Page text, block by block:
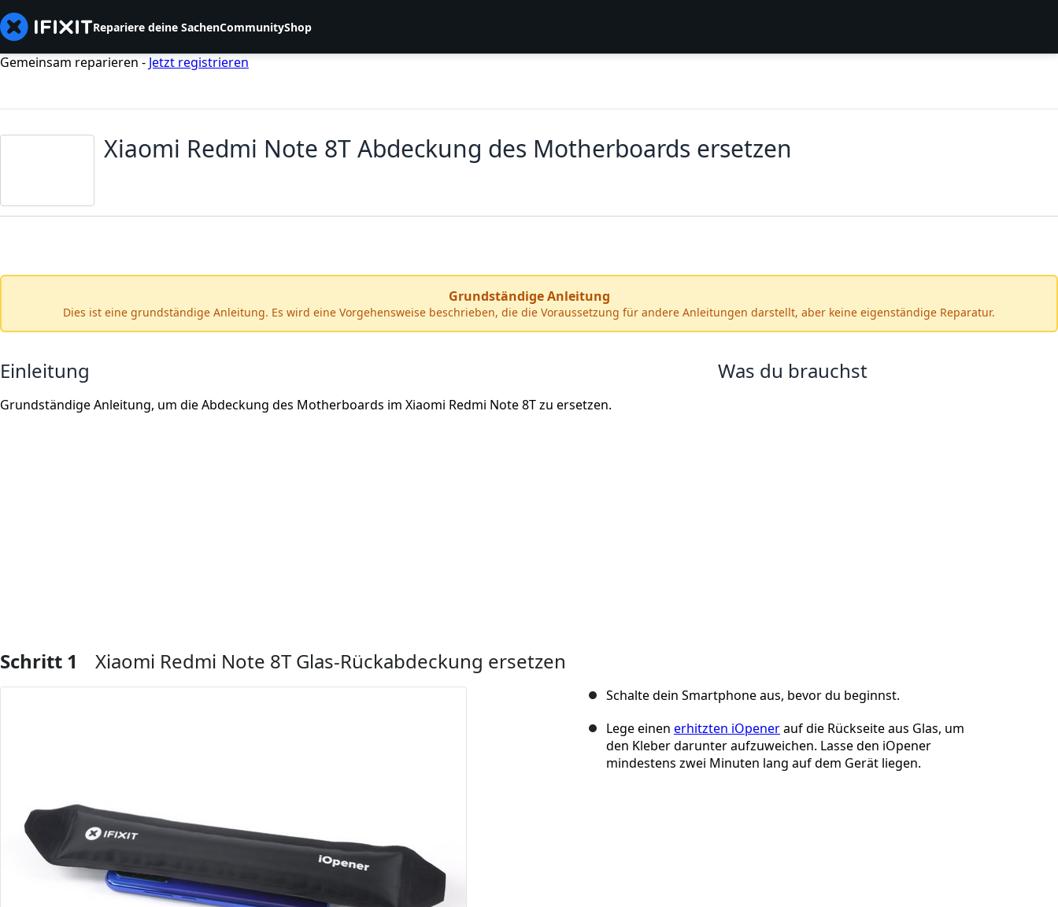
Repariere deine SachenCommunityShop
Gemeinsam reparieren - Jetzt registrieren
Xiaomi Redmi Note 8T Abdeckung des Motherboards ersetzen
Grundständige Anleitung
Dies ist eine grundständige Anleitung. Es wird eine Vorgehensweise beschrieben, die die Voraussetzung für andere Anleitungen darstellt, aber keine eigenständige Reparatur.
Einleitung
Grundständige Anleitung, um die Abdeckung des Motherboards im Xiaomi Redmi Note 8T zu ersetzen.
Was du brauchst
Schritt 1 Xiaomi Redmi Note 8T Glas-Rückabdeckung ersetzen
Schalte dein Smartphone aus, bevor du beginnst.
Lege einen erhitzten iOpenerauf die Rückseite aus Glas, um
den Kleber darunter aufzuweichen. Lasse den iOpener
mindestens zwei Minuten lang auf dem Gerät liegen.